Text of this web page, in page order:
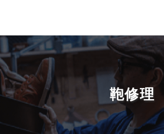
鞄修理